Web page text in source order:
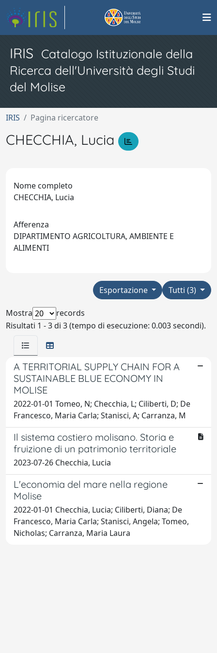
IRIS Catalogo Istituzionale della
Ricerca dell'Università degli Studi
del Molise
IRIS Pagina ricercatore
CHECCHIA, Lucia
Nome completo
CHECCHIA, Lucia
Afferenza
DIPARTIMENTO AGRICOLTURA, AMBIENTE E
ALIMENTI
Tutti (3)
Esportazione
Mostra
records
Risultati 1 - 3 di 3 (tempo di esecuzione: 0.003 secondi).
A TERRITORIAL SUPPLY CHAIN FOR A
SUSTAINABLE BLUE ECONOMY IN
MOLISE
2022-01-01 Tomeo, N; Checchia, L; Ciliberti, D; De
Francesco, Maria Carla; Stanisci, A; Carranza, M
Il sistema costiero molisano. Storia e
fruizione di un patrimonio territoriale
2023-07-26 Checchia, Lucia
L'economia del mare nella regione
Molise
2022-01-01 Checchia, Lucia; Ciliberti, Diana; De
Francesco, Maria Carla; Stanisci, Angela; Tomeo,
Nicholas; Carranza, Maria Laura